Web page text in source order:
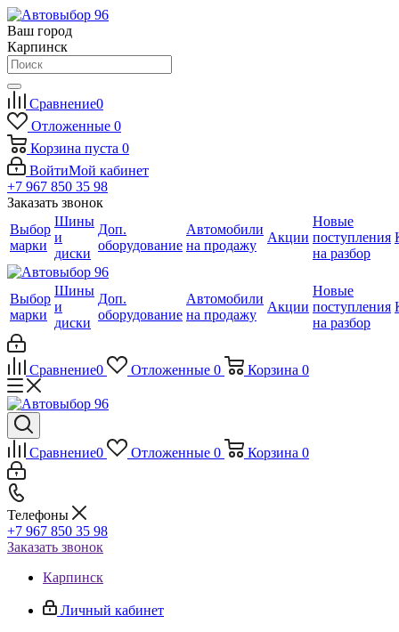
Ваш город
Карпинск
Сравнение0
Отложенные 0
Корзина пуста 0
ВойтиМой кабинет
+7 967 850 35 98
Заказать звонок
Выбор
марки
Шины
и
диски
Доп.
оборудование
Автомобили
на продажу
Акции
Новые
поступления
на разбор
Выбор
марки
Шины
и
диски
Доп.
оборудование
Автомобили
на продажу
Акции
Новые
поступления
на разбор
Сравнение0 Отложенные 0 Корзина 0
Сравнение0 Отложенные 0 Корзина 0
Телефоны
+7 967 850 35 98
Заказать звонок
Карпинск
Личный кабинет